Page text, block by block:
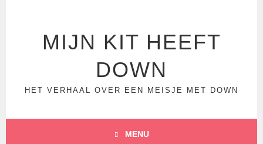
MIJN KIT HEEFT
DOWN
HET VERHAAL OVER EEN MEISJE MET DOWN
MENU